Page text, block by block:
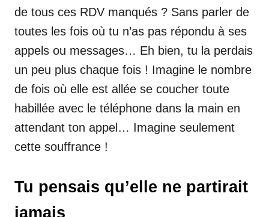
de tous ces RDV manqués ? Sans parler de
toutes les fois où tu n’as pas répondu à ses
appels ou messages… Eh bien, tu la perdais
un peu plus chaque fois ! Imagine le nombre
de fois où elle est allée se coucher toute
habillée avec le téléphone dans la main en
attendant ton appel… Imagine seulement
cette souffrance !
Tu pensais qu’elle ne partirait
jamais